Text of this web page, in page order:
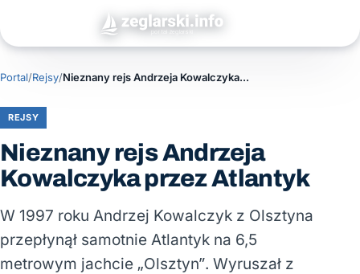
Portal/Rejsy/ Nieznany rejs Andrzeja Kowalczyka przez Atlantyk
REJSY
Nieznany rejs Andrzeja
Kowalczyka przez Atlantyk
W 1997 roku Andrzej Kowalczyk z Olsztyna
przepłynął samotnie Atlantyk na 6,5
metrowym jachcie „Olsztyn”. Wyruszał z